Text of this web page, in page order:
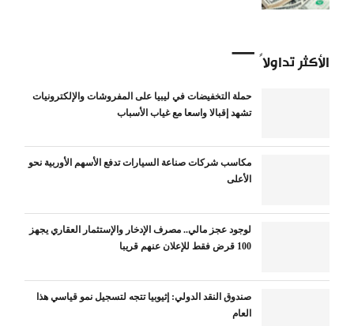
الأكثر تداولاً
حملة التخفيضات في ليبيا على المفروشات والإلكترونيات
تشهد إقبالا واسعا مع غياب الأسباب
مكاسب شركات صناعة السيارات تدفع الأسهم الأوربية نحو
الأعلى
لوجود عجز مالي.. مصرف الإدخار والإستثمار العقاري يجهز
100 قرض فقط للإعلان عنهم قريبا
صندوق النقد الدولي: إثيوبيا تتجه لتسجيل نمو قياسي هذا
العام